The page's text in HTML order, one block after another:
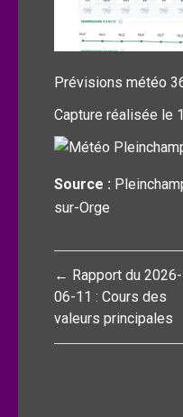
Prévisions météo
Capture réalisée le
Source :
sur-Orge
Navigation
de
l’article
← Rapport du 2026-
06-11 : Cours des
valeurs principales